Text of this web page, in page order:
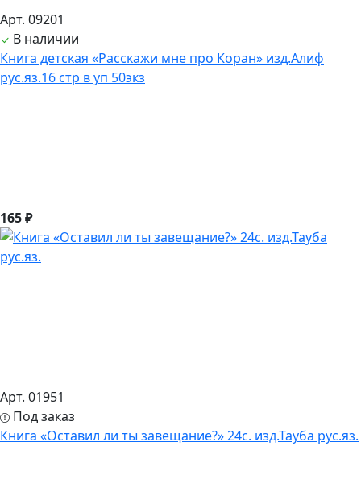
Арт. 09201
В наличии
Книга детская «Расскажи мне про Коран» изд.Алиф
рус.яз.16 стр в уп 50экз
165 ₽
Арт. 01951
Под заказ
Книга «Оставил ли ты завещание?» 24с. изд.Тауба рус.яз.